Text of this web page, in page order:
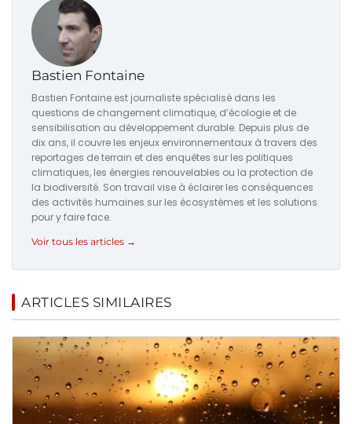
Bastien Fontaine
Bastien Fontaine est journaliste spécialisé dans les
questions de changement climatique, d’écologie et de
sensibilisation au développement durable. Depuis plus de
dix ans, il couvre les enjeux environnementaux à travers des
reportages de terrain et des enquêtes sur les politiques
climatiques, les énergies renouvelables ou la protection de
la biodiversité. Son travail vise à éclairer les conséquences
des activités humaines sur les écosystèmes et les solutions
pour y faire face.
Voir tous les articles →
ARTICLES SIMILAIRES